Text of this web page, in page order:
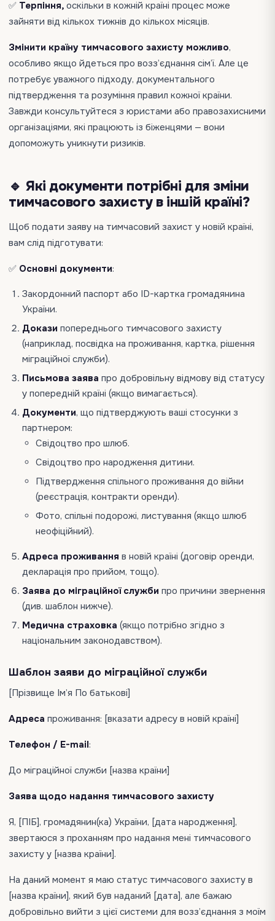
✅ Терпіння, оскільки в кожній країні процес може
зайняти від кількох тижнів до кількох місяців.
Змінити країну тимчасового захисту можливо,
особливо якщо йдеться про возз’єднання сім’ї. Але це
потребує уважного підходу, документального
підтвердження та розуміння правил кожної країни.
Завжди консультуйтеся з юристами або правозахисними
організаціями, які працюють із біженцями — вони
допоможуть уникнути ризиків.
🔹 Які документи потрібні для зміни
тимчасового захисту в іншій країні?
Щоб подати заяву на тимчасовий захист у новій країні,
вам слід підготувати:
✅ Основні документи:
Закордонний паспорт або ID-картка громадянина
України.
Докази попереднього тимчасового захисту
(наприклад, посвідка на проживання, картка, рішення
міграційної служби).
Письмова заява про добровільну відмову від статусу
у попередній країні (якщо вимагається).
Документи, що підтверджують ваші стосунки з
партнером:
Свідоцтво про шлюб.
Свідоцтво про народження дитини.
Підтвердження спільного проживання до війни
(реєстрація, контракти оренди).
Фото, спільні подорожі, листування (якщо шлюб
неофіційний).
Адреса проживання в новій країні (договір оренди,
декларація про прийом, тощо).
Заява до міграційної служби про причини звернення
(див. шаблон нижче).
Медична страховка (якщо потрібно згідно з
національним законодавством).
Шаблон заяви до міграційної служби
[Прізвище Ім’я По батькові]
Адреса проживання: [вказати адресу в новій країні]
Телефон / E-mail:
До міграційної служби [назва країни]
Заява щодо надання тимчасового захисту
Я, [ПІБ], громадянин(ка) України, [дата народження],
звертаюся з проханням про надання мені тимчасового
захисту у [назва країни].
На даний момент я маю статус тимчасового захисту в
[назва країни], який був наданий [дата], але бажаю
добровільно вийти з цієї системи для возз’єднання з моїм